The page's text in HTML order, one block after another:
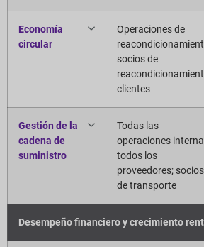
Economía
circular
Operaciones de
socios de
clientes
Gestión de la
cadena de
suministro
Todas las
operaciones
todos los
proveedores; socios
de transporte
Desempeño financiero y crecimiento